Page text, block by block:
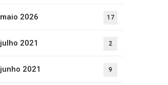
maio 2026 17
julho 2021 2
junho 2021 9